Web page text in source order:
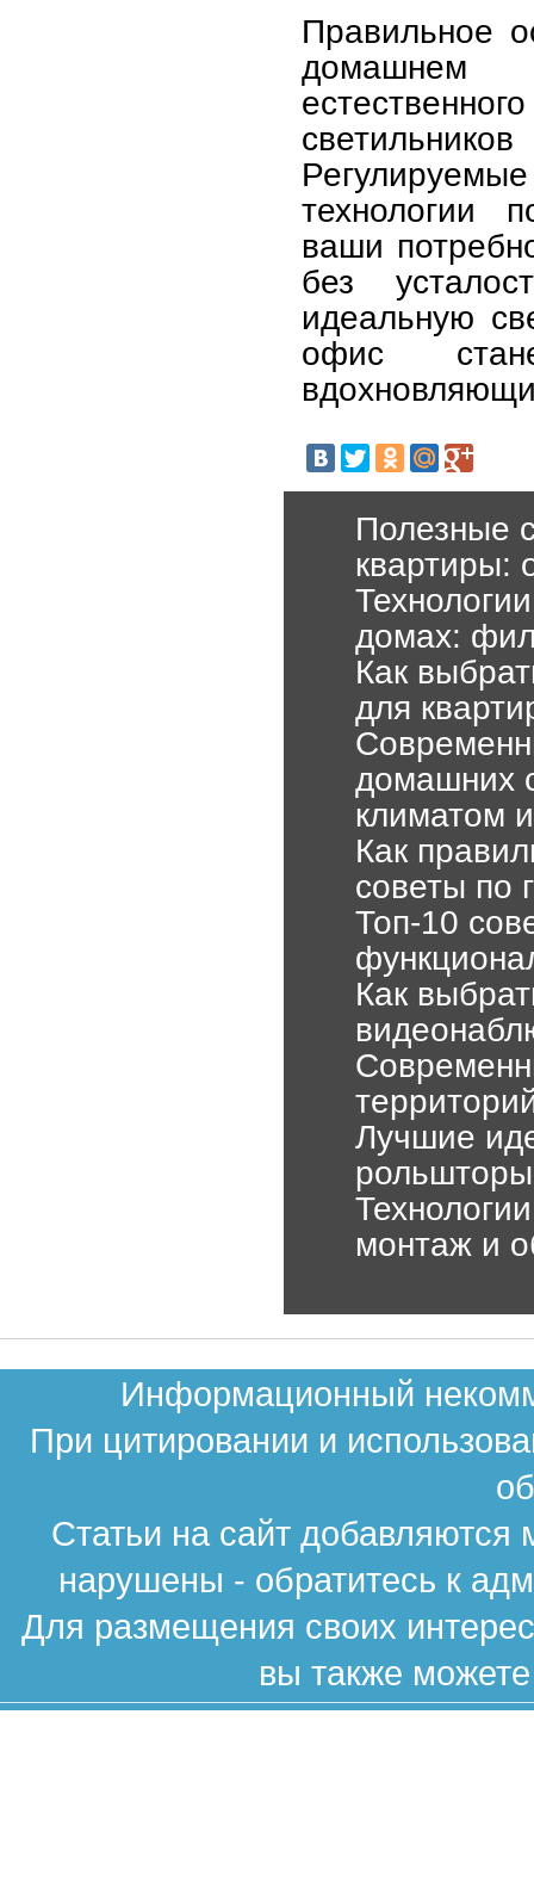
Правильное
домашнем
технологии
ваши
без
идеальную
офис
Полезные
квартиры:
домах:
Как
для
домашних
климатом
Как
советы по
Топ-10
Как
Лучшие
монтаж и
Информационный
При цитировании и
Статьи на сайт
нарушены - обратитесь к
Для размещения своих
вы также